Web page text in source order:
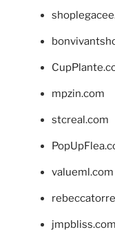
mpzin.com
stcreal.com
valueml.com
jmpbliss.com